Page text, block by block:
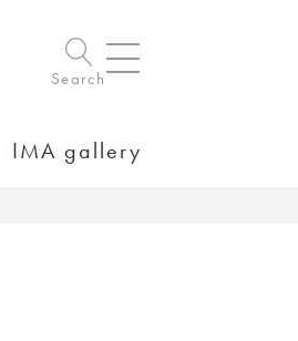
Search
IMA gallery